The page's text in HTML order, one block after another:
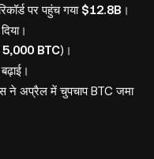
पर पहुंच गया $12.8B ।
5,000 BTC)।
बढ़ाई।
ने अप्रैल में चुपचाप BTC जमा